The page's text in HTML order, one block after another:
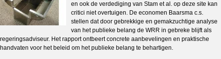
en ook de verdediging van Stam et al. op deze site kan
critici niet overtuigen. De economen Baarsma c.s.
stellen dat door gebrekkige en gemakzuchtige analyse
van het publieke belang de WRR in gebreke blijft als
regeringsadviseur. Het rapport ontbeert concrete aanbevelingen en praktische
handvaten voor het beleid om het publieke belang te behartigen.